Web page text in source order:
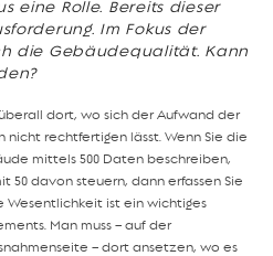
eine Rolle. Bereits dieser
Im Fokus der
die Gebäudequalität. Kann
dort, wo sich der Aufwand der
nicht rechtfertigen lässt. Wenn Sie die
mittels 500 Daten beschreiben,
50 davon steuern, dann erfassen Sie
Wesentlichkeit ist ein wichtiges
Man muss – auf der
– dort ansetzen, wo es